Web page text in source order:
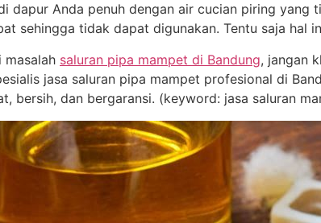
dapur Anda penuh dengan air cucian piring
sehingga tidak dapat digunakan. Tentu saja hal
masalah saluran pipa mampet di Bandung, jangan
jasa saluran pipa mampet profesional di
bersih, dan bergaransi. (keyword: jasa saluran